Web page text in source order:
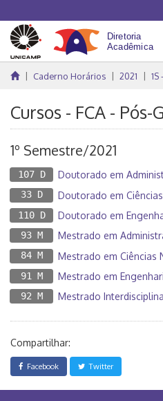
Caderno Horários 2021
Cursos - FCA - Pós-
1º Semestre/2021
107 D Doutorado em
33 D Doutorado em Ciências
110 D Doutorado em
93 M Mestrado em
84 M Mestrado em Ciências
91 M Mestrado em
92 M Mestrado Interdisciplinar em
Compartilhar:
Facebook Twitter